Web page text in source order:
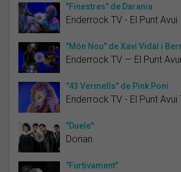
"Finestres" de Darania
Enderrock TV - El Punt Avui
"Món Nou" de Xavi Vidal i
Enderrock TV — El Punt
"43 Vermells" de Pink Poni
Enderrock TV - El Punt Avui
"Duele"
Dorian
"Furtivament"